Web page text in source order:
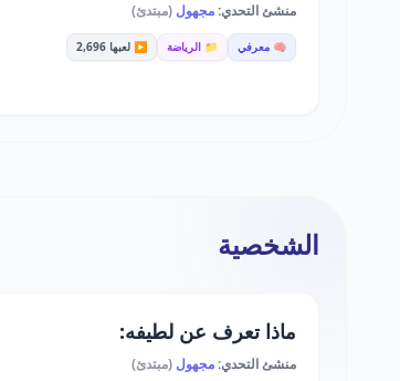
منشئ التحدي:مجهول (مبتدئ)
🧠 معرفي 📁 الرياضة ▶️ لعبها 2,696
الشخصية
ماذا تعرف عن لطيفه:
منشئ التحدي:مجهول (مبتدئ)